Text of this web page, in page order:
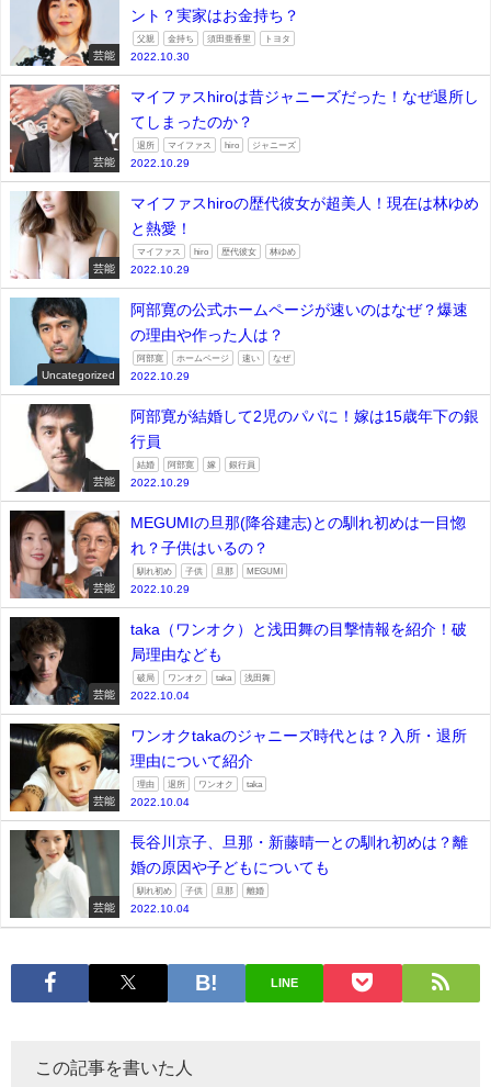
芸能
ント？実家はお金持ち？
父親 金持ち 須田亜香里 トヨタ
2022.10.30
芸能
マイファスhiroは昔ジャニーズだった！なぜ退所し
てしまったのか？
退所 マイファス hiro ジャニーズ
2022.10.29
芸能
マイファスhiroの歴代彼女が超美人！現在は林ゆめ
と熱愛！
マイファス hiro 歴代彼女 林ゆめ
2022.10.29
Uncategorized
阿部寛の公式ホームページが速いのはなぜ？爆速
の理由や作った人は？
阿部寛 ホームページ 速い なぜ
2022.10.29
芸能
阿部寛が結婚して2児のパパに！嫁は15歳年下の銀
行員
結婚 阿部寛 嫁 銀行員
2022.10.29
芸能
MEGUMIの旦那(降谷建志)との馴れ初めは一目惚
れ？子供はいるの？
馴れ初め 子供 旦那 MEGUMI
2022.10.29
芸能
taka（ワンオク）と浅田舞の目撃情報を紹介！破
局理由なども
破局 ワンオク taka 浅田舞
2022.10.04
芸能
ワンオクtakaのジャニーズ時代とは？入所・退所
理由について紹介
理由 退所 ワンオク taka
2022.10.04
芸能
長谷川京子、旦那・新藤晴一との馴れ初めは？離
婚の原因や子どもについても
馴れ初め 子供 旦那 離婚
2022.10.04
LINE
この記事を書いた人